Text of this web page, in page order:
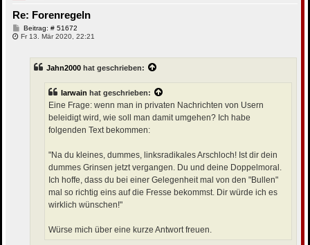
Re: Forenregeln
Beitrag: # 51672B
e
a
Fr 13. Mär 2020, 22:21
Jahn2000 hat geschrieben:
Iarwain hat geschrieben:
Eine Frage: wenn man in privaten Nachrichten von Usern
beleidigt wird, wie soll man damit umgehen? Ich habe
folgenden Text bekommen:
"Na du kleines, dummes, linksradikales Arschloch! Ist dir dein
dummes Grinsen jetzt vergangen. Du und deine Doppelmoral.
Ich hoffe, dass du bei einer Gelegenheit mal von den "Bullen"
mal so richtig eins auf die Fresse bekommst. Dir würde ich es
wirklich wünschen!"
Würse mich über eine kurze Antwort freuen.